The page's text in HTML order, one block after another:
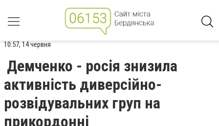
10:57, 14 червня
Демченко - росія знизила
активність диверсійно-
розвідувальних груп на
прикордонні